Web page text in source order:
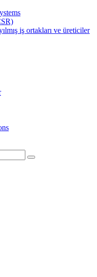
iş ortakları ve üreticiler